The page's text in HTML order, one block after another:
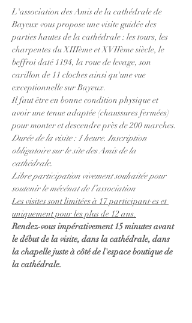
L'association des Amis de la cathédrale de
Bayeux vous propose une visite guidée des
parties hautes de la cathédrale : les tours, les
charpentes du XIIIème et XVIIème siècle, le
beffroi daté 1194, la roue de levage, son
carillon de 11 cloches ainsi qu'une vue
exceptionnelle sur Bayeux.
Il faut être en bonne condition physique et
avoir une tenue adaptée (chaussures fermées)
pour monter et descendre près de 200 marches.
Durée de la visite : 1 heure. Inscription
obligatoire sur le site des Amis de la
cathédrale.
Libre participation vivement souhaitée pour
soutenir le mécénat de l’association
Les visites sont limitées à 17 participant·es et
uniquement pour les plus de 12 ans.
Rendez-vous impérativement 15 minutes avant
le début de la visite, dans la cathédrale, dans
la chapelle juste à côté de l'espace boutique de
la cathédrale.